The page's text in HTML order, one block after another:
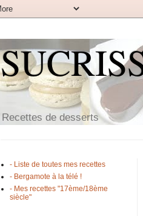
Recettes de desserts
- Liste de toutes mes recettes
- Bergamote à la télé !
- Mes recettes "17ème/18ème
siècle"